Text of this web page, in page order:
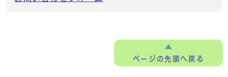
ページの先頭へ戻る